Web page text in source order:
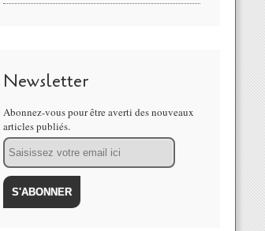
Newsletter
Abonnez-vous pour être averti des nouveaux
articles publiés.
Email